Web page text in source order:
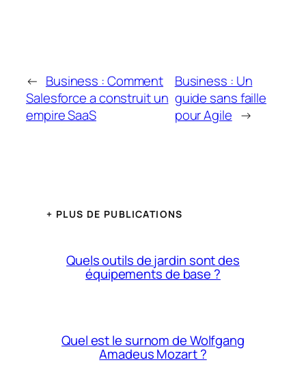
← Business : Comment
Salesforce a construit un
empire SaaS
Business : Un
guide sans faille
pour Agile →
+ PLUS DE PUBLICATIONS
Quels outils de jardin sont des
équipements de base ?
Quel est le surnom de Wolfgang
Amadeus Mozart ?